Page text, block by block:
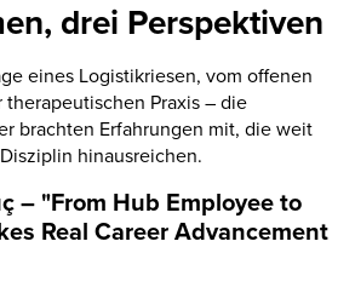
drei Perspektiven
eines Logistikriesen, vom offenen
therapeutischen Praxis – die
brachten Erfahrungen mit, die weit
hinausreichen.
– "From Hub Employee to
Real Career Advancement